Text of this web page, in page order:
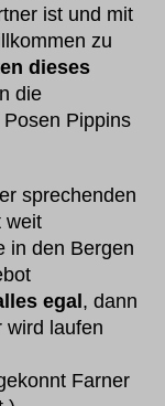
ist und mit
zu
dieses
die
Pippins
sprechenden
weit
in den Bergen
egal , dann
wird laufen
Farner